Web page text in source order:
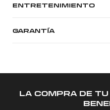
ENTRETENIMIENTO
GARANTÍA
LA COMPRA DE